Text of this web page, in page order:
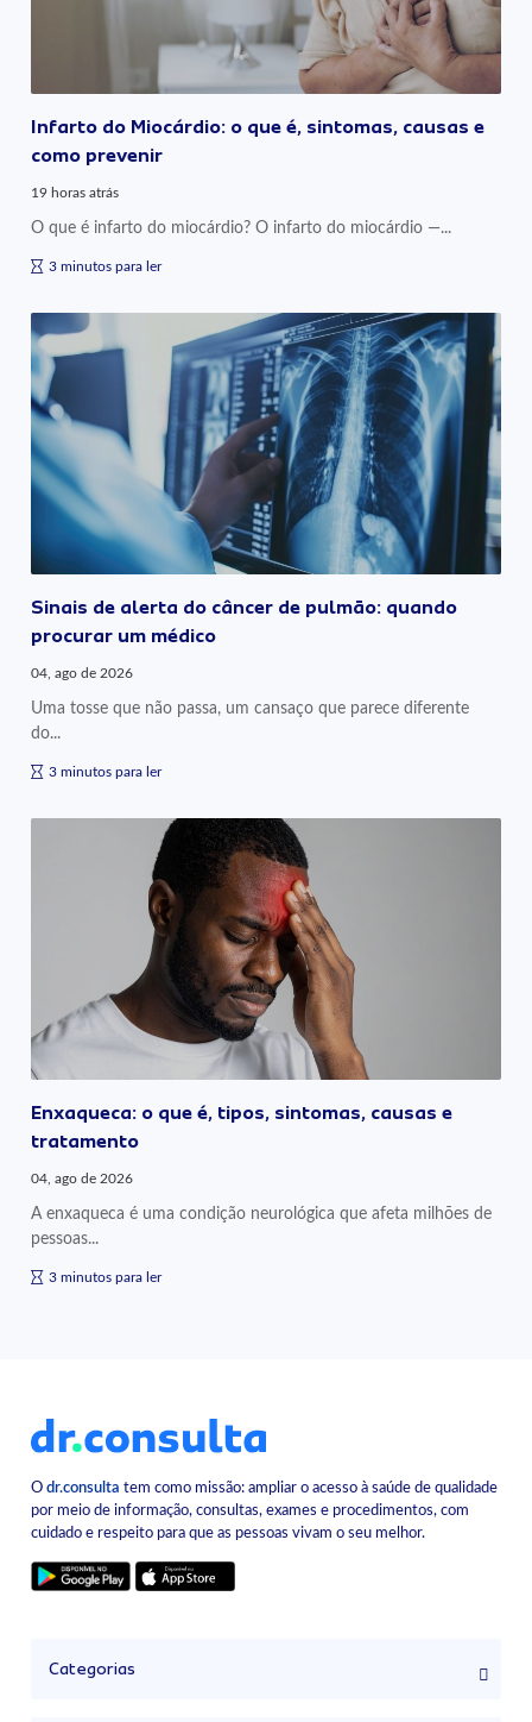
Infarto do Miocárdio: o que é, sintomas, causas e
como prevenir
19 horas atrás
O que é infarto do miocárdio? O infarto do miocárdio —...
3 minutos para ler
Sinais de alerta do câncer de pulmão: quando
procurar um médico
04, ago de 2026
Uma tosse que não passa, um cansaço que parece diferente
do...
3 minutos para ler
Enxaqueca: o que é, tipos, sintomas, causas e
tratamento
04, ago de 2026
A enxaqueca é uma condição neurológica que afeta milhões de
pessoas...
3 minutos para ler
Odr.consulta tem como missão: ampliar o acesso à saúde de qualidade
por meio de informação, consultas, exames e procedimentos, com
cuidado e respeito para que as pessoas vivam o seu melhor.
Categorias